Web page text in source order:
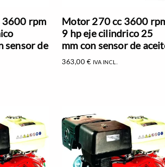
rpm
sensor de
Motor 270 cc 3600
9 hp eje cilindrico 25
mm con sensor de
363,00 € IVA INCL.